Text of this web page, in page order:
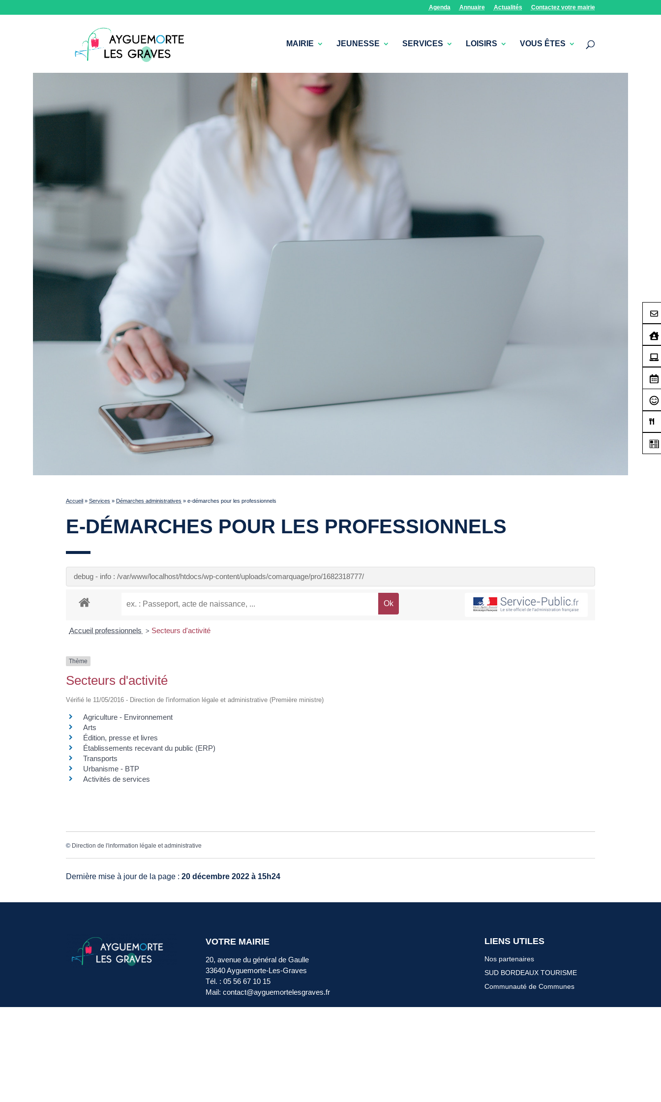
Agenda Annuaire Actualités Contactez votre mairie
MAIRIE JEUNESSE SERVICES LOISIRS VOUS ÊTES
Accueil »Services » Démarches administratives »e-démarches pour les professionnels
E-DÉMARCHES POUR LES PROFESSIONNELS
debug - info : /var/www/localhost/htdocs/wp-content/uploads/comarquage/pro/1682318777/
Accueil professionnels > Secteurs d'activité
Thème
Secteurs d'activité
Vérifié le 11/05/2016 - Direction de l'information légale et administrative (Première ministre)
Agriculture - Environnement
Arts
Édition, presse et livres
Établissements recevant du public (ERP)
Transports
Urbanisme - BTP
Activités de services
© Direction de l'information légale et administrative
Dernière mise à jour de la page :20 décembre 2022 à 15h24
VOTRE MAIRIE
20, avenue du général de Gaulle
33640 Ayguemorte-Les-Graves
Tél. : 05 56 67 10 15
Mail: contact@ayguemortelesgraves.fr
LIENS UTILES
Nos partenaires
SUD BORDEAUX TOURISME
Communauté de Communes